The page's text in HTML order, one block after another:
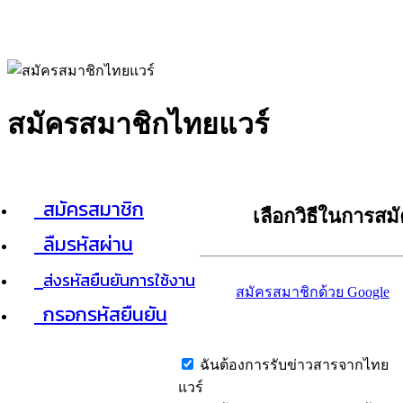
สมัครสมาชิกไทยแวร์
สมัครสมาชิก
ลืมรหัสผ่าน
ส่งรหัสยืนยันการใช้งาน
กรอกรหัสยืนยัน
เลือกวิธีในการส
สมัครสมาชิกด้วย Google
ฉันต้องการรับข่าวสารจากไทย
แวร์